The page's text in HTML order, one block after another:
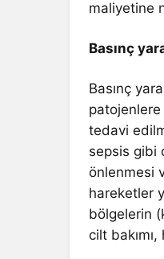
maliyetine
Basınç
Basınç
patojenlere
tedavi
sepsis gibi
önlenmesi
hareketler
bölgelerin
cilt